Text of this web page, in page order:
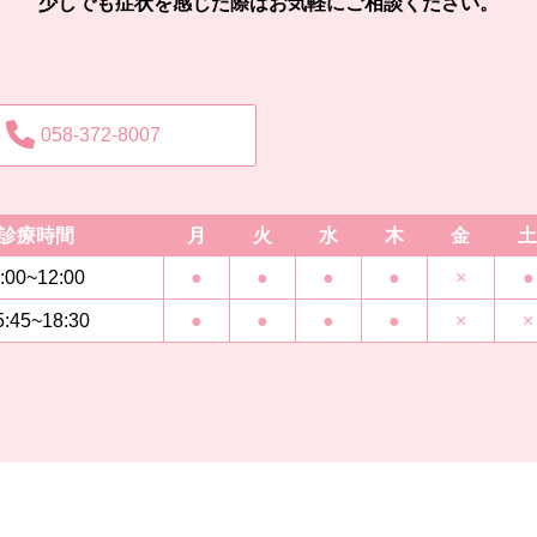
058-372-8007
療時間 月 火 水 木 金 土
● ● ● ● × ●
● ● ● ● × ×